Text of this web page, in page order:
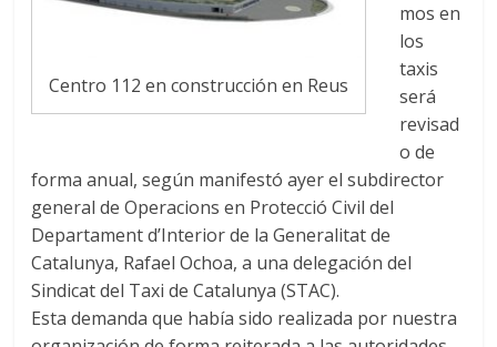
Centro 112 en construcción en Reus
mos en
los
taxis
será
revisad
o de
forma anual, según manifestó ayer el subdirector
general de Operacions en Protecció Civil del
Departament d’Interior de la Generalitat de
Catalunya, Rafael Ochoa, a una delegación del
Sindicat del Taxi de Catalunya (STAC).
Esta demanda que había sido realizada por nuestra